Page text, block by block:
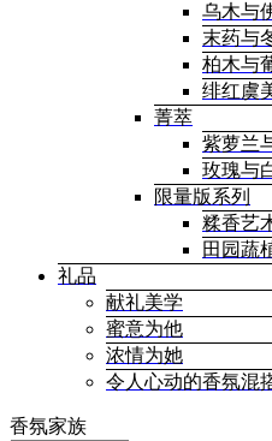
乌木与
末药与
柏木与
绯红虞
菁萃
紫萝兰
玫瑰与
限量版系列
糅香艺
田园蔬
礼品
献礼美学
蜜意为他
浓情为她
令人心动的香氛混
香氛家族